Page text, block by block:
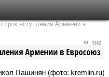
выпуск
срок вступления Армении в
Армении в Евросоюз
1342